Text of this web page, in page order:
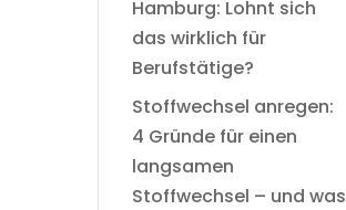
Hamburg: Lohnt sich
das wirklich für
Berufstätige?
Stoffwechsel anregen:
4 Gründe für einen
langsamen
Stoffwechsel – und was